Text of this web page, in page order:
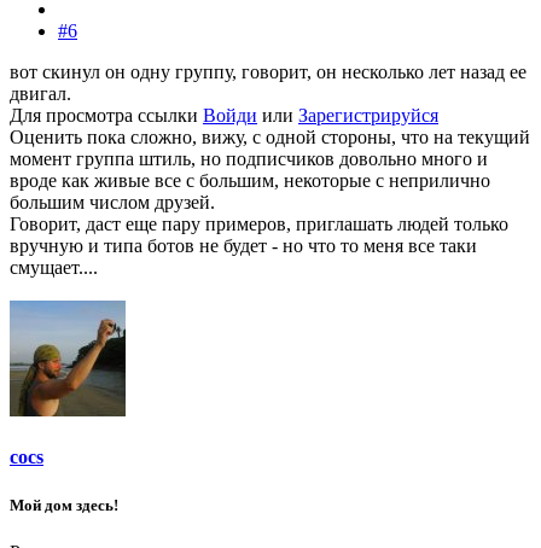
#6
вот скинул он одну группу, говорит, он несколько лет назад ее
двигал.
Для просмотра ссылки Войди или Зарегистрируйся
Оценить пока сложно, вижу, с одной стороны, что на текущий
момент группа штиль, но подписчиков довольно много и
вроде как живые все с большим, некоторые с неприлично
большим числом друзей.
Говорит, даст еще пару примеров, приглашать людей только
вручную и типа ботов не будет - но что то меня все таки
смущает....
cocs
Мой дом здесь!